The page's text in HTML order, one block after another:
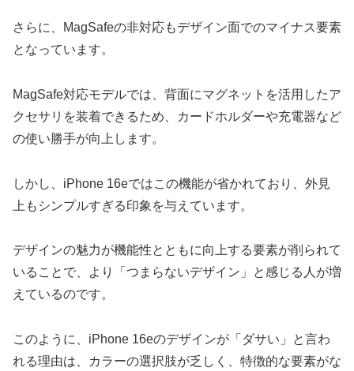
さらに、MagSafeの非対応もデザイン面でのマイナス要素
となっています。
MagSafe対応モデルでは、背面にマグネットを活用したア
クセサリを装着できるため、カードホルダーや充電器など
の使い勝手が向上します。
しかし、iPhone 16eではこの機能が省かれており、外見
上もシンプルすぎる印象を与えています。
デザインの魅力が機能性とともに向上する要素が削られて
いることで、より「つまらないデザイン」と感じる人が増
えているのです。
このように、iPhone 16eのデザインが「ダサい」と言わ
れる理由は、カラーの選択肢が乏しく、特徴的な要素がな